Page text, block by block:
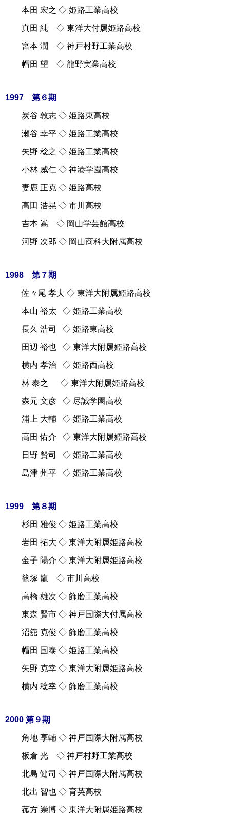
本田 宏之 ◇ 姫路工業高校
真田 純 ◇ 東洋大付属姫路高校
宮本 潤 ◇ 神戸村野工業高校
帽田 望 ◇ 龍野実業高校
1997 第６期
炭谷 敦志 ◇ 姫路東高校
瀬谷 幸平 ◇ 姫路工業高校
矢野 稔之 ◇ 姫路工業高校
小林 威仁 ◇ 神港学園高校
妻鹿 正克 ◇ 姫路高校
高田 浩晃 ◇ 市川高校
吉本 嵩 ◇ 岡山学芸館高校
河野 次郎 ◇ 岡山商科大附属高校
1998 第７期
佐々尾 孝夫 ◇ 東洋大附属姫路高校
本山 裕太 ◇ 姫路工業高校
長久 浩司 ◇ 姫路東高校
田辺 裕也 ◇ 東洋大附属姫路高校
横内 孝治 ◇ 姫路西高校
林 泰之 ◇ 東洋大附属姫路高校
森元 文彦 ◇ 尽誠学園高校
浦上 大輔 ◇ 姫路工業高校
高田 佑介 ◇ 東洋大附属姫路高校
日野 賢司 ◇ 姫路工業高校
島津 州平 ◇ 姫路工業高校
1999 第８期
杉田 雅俊 ◇ 姫路工業高校
岩田 拓大 ◇ 東洋大附属姫路高校
金子 陽介 ◇ 東洋大附属姫路高校
篠塚 龍 ◇ 市川高校
高橋 雄次 ◇ 飾磨工業高校
東森 賢市 ◇ 神戸国際大付属高校
沼舘 克俊 ◇ 飾磨工業高校
帽田 国泰 ◇ 姫路工業高校
矢野 克幸 ◇ 東洋大附属姫路高校
横内 稔幸 ◇ 飾磨工業高校
2000 第９期
角地 享輔 ◇ 神戸国際大附属高校
板倉 光 ◇ 神戸村野工業高校
北島 健司 ◇ 神戸国際大附属高校
北出 智也 ◇ 育英高校
菰方 崇博 ◇ 東洋大附属姫路高校